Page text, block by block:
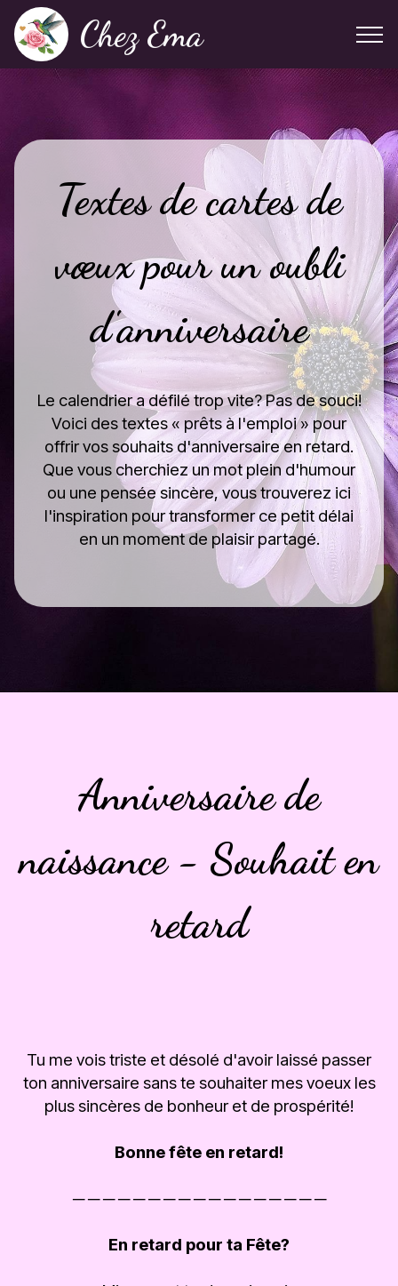
Chez Ema
Textes de cartes de
vœux pour un oubli
d'anniversaire
Le calendrier a défilé trop vite? Pas de souci!
Voici des textes « prêts à l'emploi » pour
offrir vos souhaits d'anniversaire en retard.
Que vous cherchiez un mot plein d'humour
ou une pensée sincère, vous trouverez ici
l'inspiration pour transformer ce petit délai
en un moment de plaisir partagé.
Anniversaire de
naissance - Souhait en
retard
Tu me vois triste et désolé d'avoir laissé passer
ton anniversaire sans te souhaiter mes voeux les
plus sincères de bonheur et de prospérité!
Bonne fête en retard!
─ ─ ─ ─ ─ ─ ─ ─ ─ ─ ─ ─ ─ ─ ─ ─ ─
En retard pour ta Fête?